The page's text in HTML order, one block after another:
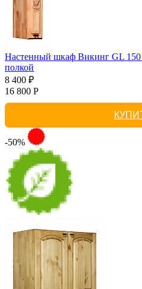
Настенный шкаф Викинг GL 150
полкой
8 400 ₽
16 800 Р
-50%